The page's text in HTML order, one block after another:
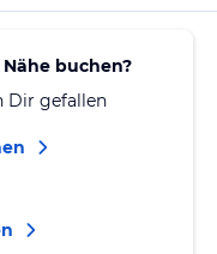
buchen?
Dir gefallen